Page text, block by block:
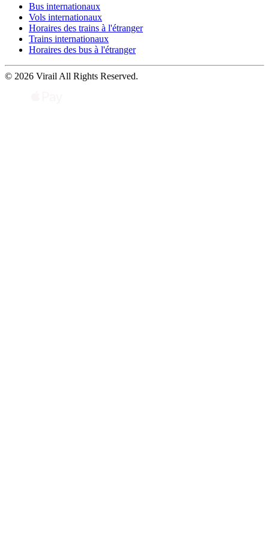
Bus internationaux
Vols internationaux
Horaires des trains à l'étranger
Trains internationaux
Horaires des bus à l'étranger
© 2026 Virail All Rights Reserved.